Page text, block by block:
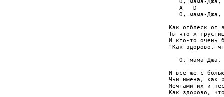
О, мама-Джа,
A   D
О, мама-Джа,
Как отблеск от
Ты что ж
И кто-то очень
"Как здорово,
О, мама-Джа,
И всё же с
Чьи имена, как
Мечтами их и
Как здорово,